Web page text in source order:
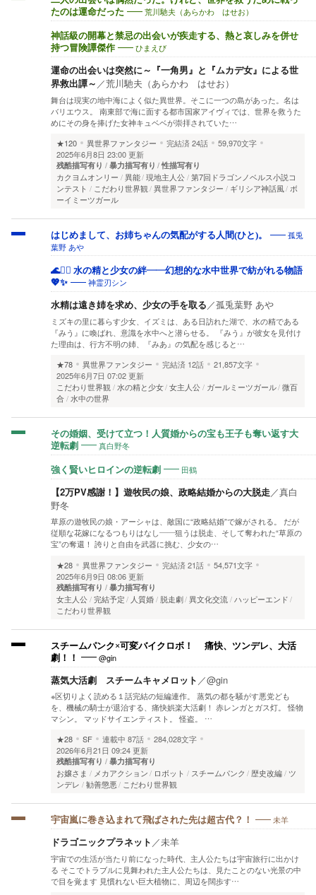
たのは運命だった
荒川馳夫（あらかわ はせお）
神話級の開幕と禁忌の出会いが疾走する、熱と哀しみを併せ
持つ冒険譚傑作
ひまえび
運命の出会いは突然に～『一角男』と『ムカデ女』による世
界救出譚～ ／荒川馳夫（あらかわ はせお）
舞台は現実の地中海によく似た異世界。そこに一つの島があった。名は
バリエウス。 南東部で海に面する都市国家アイヴィでは、世界を救うた
めにその身を捧げた女神キュベベが崇拝されていた…
★120
異世界ファンタジー 完結済24話
59,970文字
2025年6月8日 23:00 更新
残酷描写有り 暴力描写有り 性描写有り
カクヨムオンリー 異能 現地主人公 第7回ドラゴンノベルス小説コ
ンテスト
こだわり世界観 異世界ファンタジー ギリシア神話風
ボ
ーイミーツガール
はじめまして、お姉ちゃんの気配がする人間(ひと)。
孤兎
葉野 あや
🌊🧜‍♀️ 水の精と少女の絆――幻想的な水中世界で紡がれる物語
💖✨
神霊刃シン
水精は遠き姉を求め、少女の手を取る／孤兎葉野 あや
ミズキの里に暮らす少女、イズミは、ある日訪れた湖で、水の精である
『みう』に喚ばれ、意識を水中へと潜らせる。 『みう』が彼女を見付け
た理由は、行方不明の姉、『みあ』の気配を感じると…
★78
異世界ファンタジー 完結済 12話
21,857文字
2025年6月7日 07:02 更新
こだわり世界観
水の精と少女 女主人公 ガールミーツガール 微百
合 水中の世界
その婚姻、受けて立つ！人質婚からの宝も王子も奪い返す大
逆転劇
真白野冬
強く賢いヒロインの逆転劇 田鶴
【2万PV感謝！】遊牧民の娘、政略結婚からの大脱走／真白
野冬
草原の遊牧民の娘・アーシャは、敵国に“政略結婚”で嫁がされる。 だが
従順な花嫁になるつもりはなし――狙うは脱走、そして奪われた“草原の
宝”の奪還！ 誇りと自由を武器に挑む、少女の…
★28
異世界ファンタジー 完結済21話
54,571文字
2025年6月9日 08:06 更新
残酷描写有り 暴力描写有り
女主人公 完結予定 人質婚 脱走劇 異文化交流
ハッピーエンド
こだわり世界観
スチームパンク×可変バイクロボ！ 痛快、ツンデレ、大活
劇！！
@gin
蒸気大活劇 スチームキャメロット ／@gin
※区切りよく読める１話完結の短編連作。 蒸気の都を騒がす悪党ども
を、機械の騎士が退治する、痛快娯楽大活劇！ 赤レンガとガス灯。 怪物
マシン。 マッドサイエンティスト。 怪盗。 …
★28
SF 連載中 87話
284,028文字
2026年6月21日 09:24 更新
残酷描写有り 暴力描写有り
お嬢さま メカアクション ロボット スチームパンク 歴史改編
ツ
ンデレ
勧善懲悪 こだわり世界観
宇宙嵐に巻き込まれて飛ばされた先は超古代？！ 未羊
ドラゴニックプラネット ／未羊
宇宙での生活が当たり前になった時代、主人公たちは宇宙旅行に出かけ
る そこでトラブルに見舞われた主人公たちは、見たことのない光景の中
で目を覚ます 見慣れない巨大植物に、周辺を闊歩す…